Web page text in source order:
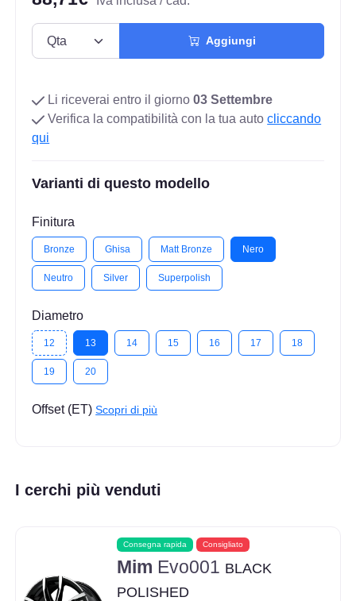
Aggiungi
Li riceverai entro il giorno03 Settembre
Verifica la compatibilità con la tua autocliccando
qui
Varianti di questo modello
Finitura
Bronze Ghisa Matt Bronze Nero
Neutro Silver Superpolish
Diametro
12 13 14 15 16 17 18
19 20
Offset (ET)Scopri di più
I cerchi più venduti
Consegna rapida Consigliato
Mim Evo001 BLACK
POLISHED